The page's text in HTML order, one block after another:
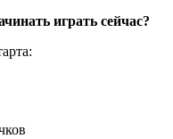
играть сейчас?